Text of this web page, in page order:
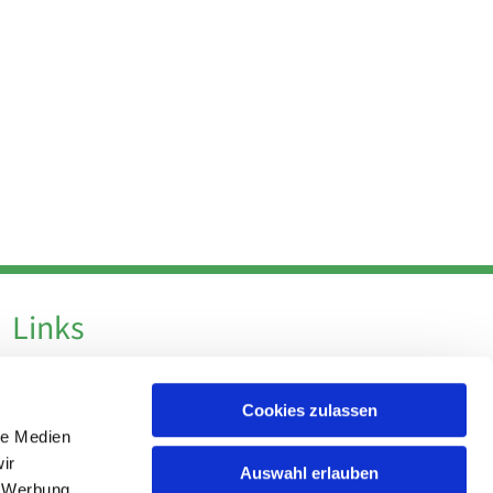
Medien
Cookies zulassen
Auswahl erlauben
Links
Impressum